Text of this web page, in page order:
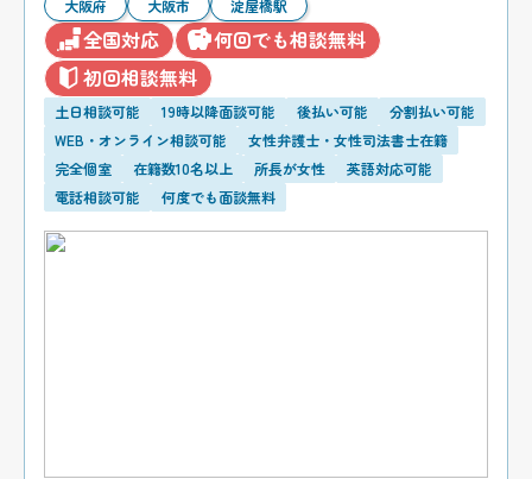
大阪府 大阪市 淀屋橋駅
全国対応
何回でも相談無料
初回相談無料
土日相談可能 19時以降面談可能 後払い可能
分割払い可能
WEB・オンライン相談可能
女性弁護士・女性司法書士在籍
完全個室
在籍数10名以上 所長が女性
英語対応可能
電話相談可能
何度でも面談無料